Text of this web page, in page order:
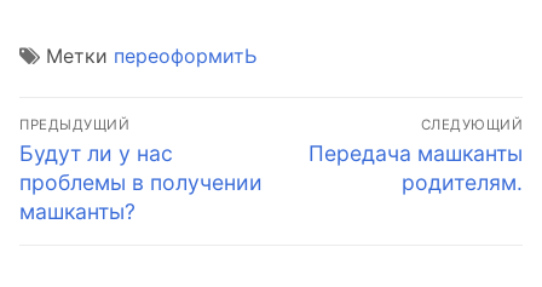
Метки переоформитЬ
Навигация
по
записям
ПРЕДЫДУЩИЙ
Предыдущая
запись:
Будут ли у нас
проблемы в получении
машканты?
СЛЕДУЮЩИЙ
Следующая
Передача машканты
родителям.